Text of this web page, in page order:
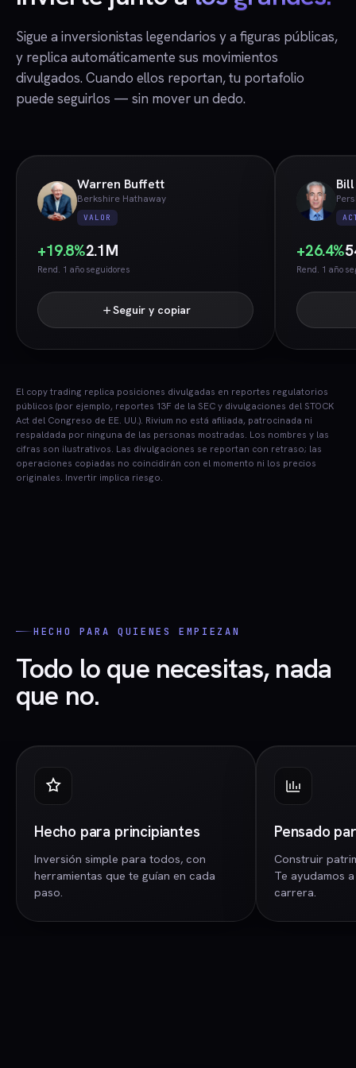
Sigue a inversionistas legendarios y a figuras públicas,
y replica automáticamente sus movimientos
divulgados. Cuando ellos reportan, tu portafolio
puede seguirlos — sin mover un dedo.
Warren Buffett
Berkshire Hathaway
VALOR
+19.8%
Rend. 1 año
2.1M
seguidores
Seguir y copiar
+26.4%
Rend. 1 año
El copy trading replica posiciones divulgadas en reportes regulatorios
públicos (por ejemplo, reportes 13F de la SEC y divulgaciones del STOCK
Act del Congreso de EE. UU.). Rivium no está afiliada, patrocinada ni
respaldada por ninguna de las personas mostradas. Los nombres y las
cifras son ilustrativos. Las divulgaciones se reportan con retraso; las
operaciones copiadas no coincidirán con el momento ni los precios
originales. Invertir implica riesgo.
HECHO PARA QUIENES EMPIEZAN
Todo lo que necesitas, nada
que no.
Hecho para principiantes
Inversión simple para todos, con
herramientas que te guían en cada
paso.
Pensado
Construir
Te ayudamos
carrera.